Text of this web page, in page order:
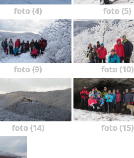
foto (4) foto (5)
foto (9) foto (10)
foto (14) foto (15)